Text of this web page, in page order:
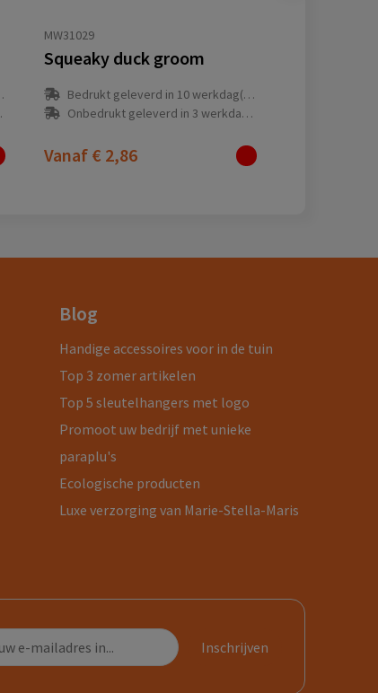
MW31029
Squeaky duck groom
Bedrukt geleverd in 10 werkdag(en)
Onbedrukt geleverd in 3 werkdag(en)
Vanaf € 2,86
Blog
Handige accessoires voor in de tuin
Top 3 zomer artikelen
Top 5 sleutelhangers met logo
Promoot uw bedrijf met unieke
paraplu's
Ecologische producten
Luxe verzorging van Marie-Stella-Maris